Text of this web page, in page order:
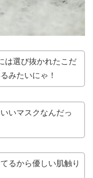
は選び抜かれたこだ
みたいにゃ！
いマスクなんだっ
るから優しい肌触り